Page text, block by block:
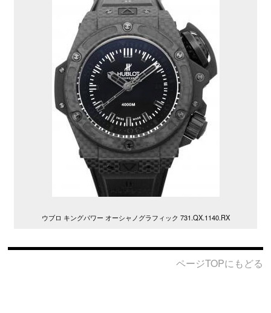
ウブロ キングパワー オーシャノグラフィック 731.QX.1140.RX
ページTOPにもどる